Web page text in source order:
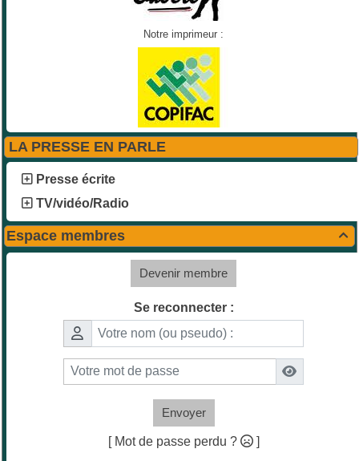
Notre imprimeur :
LA PRESSE EN PARLE
Presse écrite
TV/vidéo/Radio

Espace membres
Devenir membre
Se reconnecter :
Envoyer
[ Mot de passe perdu ? ]